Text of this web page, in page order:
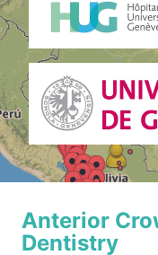
Anterior
Dentistry